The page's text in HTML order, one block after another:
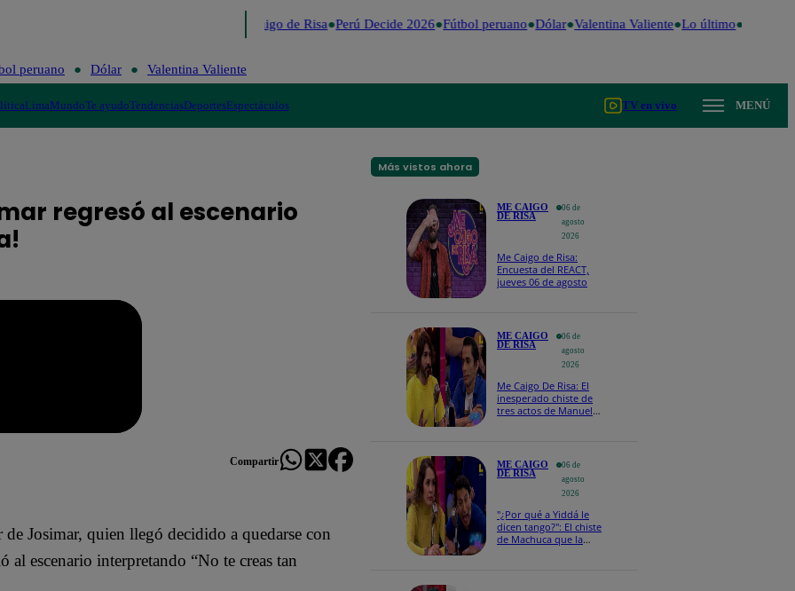
Me Caigo de Risa Perú Decide 2026 Fútbol peruano Dólar Valentina Valiente Lo último Me
peruano Dólar Valentina Valiente
LimaMundoTe ayudoTendenciasDeportesEspectáculos TV en vivo MENÚ
regresó al escenario
Compartir
Josimar, quien llegó decidido a quedarse con
escenario interpretando “No te creas tan
Más vistos ahora
ME CAIGO
DE RISA
06 de
agosto
2026
Me Caigo de Risa:
Encuesta del REACT,
jueves 06 de agosto
ME CAIGO
DE RISA
06 de
agosto
2026
Me Caigo De Risa: El
inesperado chiste de
tres actos de Manuel
ME CAIGO
DE RISA
06 de
agosto
2026
"¿Por qué a Yiddá le
dicen tango?": El chiste
de Machuca que la